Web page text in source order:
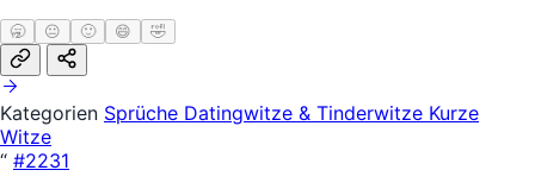
🥱 😐 🙂 😄 🤣
Kategorien Sprüche Datingwitze & Tinderwitze Kurze
Witze
“ #2231